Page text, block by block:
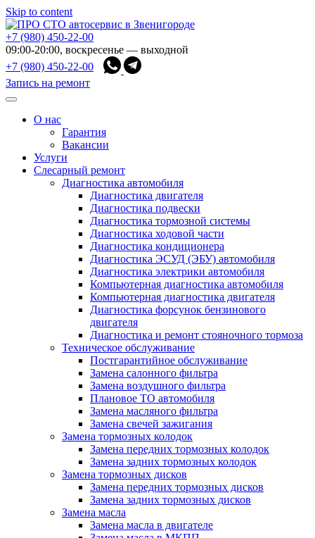
Skip to content
+7 (980) 450-22-00
09:00-20:00, воскресенье — выходной
+7 (980) 450-22-00
Запись на ремонт
О нас
Гарантия
Вакансии
Услуги
Слесарный ремонт
Диагностика автомобиля
Диагностика двигателя
Диагностика подвески
Диагностика тормозной системы
Диагностика ходовой части
Диагностика кондиционера
Диагностика ЭСУД (ЭБУ) автомобиля
Диагностика электрики автомобиля
Компьютерная диагностика автомобиля
Компьютерная диагностика двигателя
Диагностика форсунок бензинового
двигателя
Диагностика и ремонт стояночного тормоза
Техническое обслуживание
Постгарантийное обслуживание
Замена салонного фильтра
Замена воздушного фильтра
Плановое ТО автомобиля
Замена масляного фильтра
Замена свечей зажигания
Замена тормозных колодок
Замена передних тормозных колодок
Замена задних тормозных колодок
Замена тормозных дисков
Замена передних тормозных дисков
Замена задних тормозных дисков
Замена масла
Замена масла в двигателе